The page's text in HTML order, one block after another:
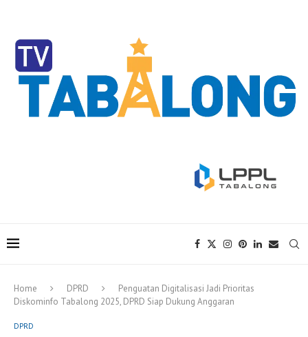
Home DPRD
Penguatan Digitalisasi Jadi Prioritas
Diskominfo Tabalong 2025, DPRD Siap Dukung Anggaran
DPRD